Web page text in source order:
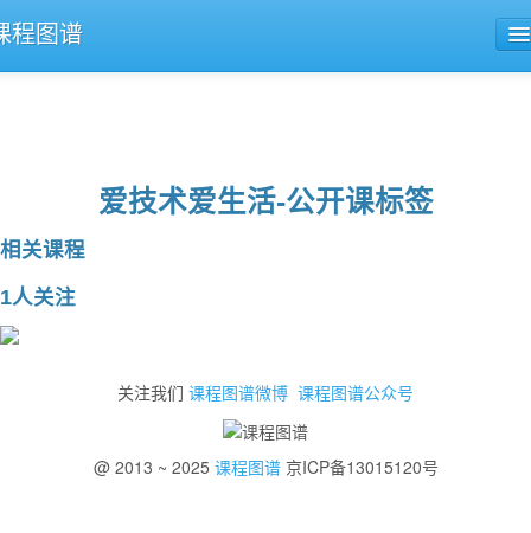
程图谱
爱技术爱生活-公开课标签
相关课程
1人关注
关注我们 课程图谱微博 课程图谱公众号
@ 2013 ~ 2025 课程图谱京ICP备13015120号